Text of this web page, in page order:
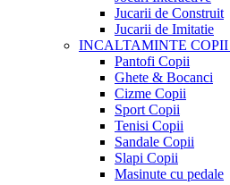
Jucarii de Construit
Jucarii de Imitatie
INCALTAMINTE COPII
Pantofi Copii
Ghete & Bocanci
Cizme Copii
Sport Copii
Tenisi Copii
Sandale Copii
Slapi Copii
Masinute cu pedale